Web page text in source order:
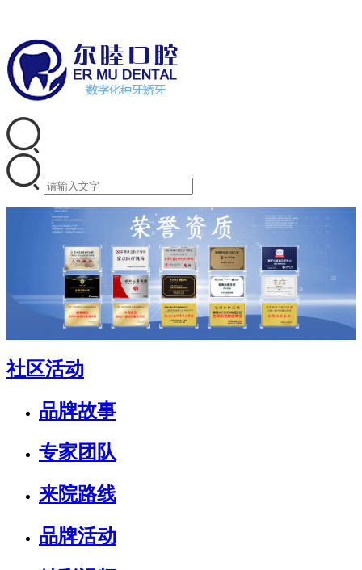
社区活动
品牌故事
专家团队
来院路线
品牌活动